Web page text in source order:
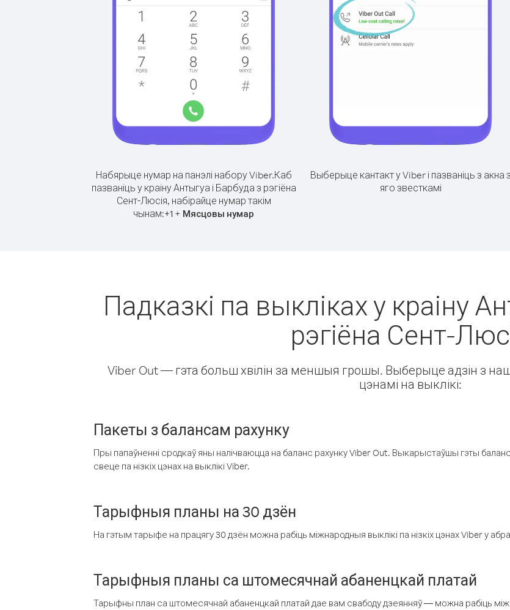
Набярыце нумар на панэлі набору Viber.Каб
пазваніць у краіну Антыгуа і Барбуда з рэгіёна
Сент-Люсія, набірайце нумар такім
чынам:+1 + Мясцовы нумар
Выберыце кантакт у Viber і пазваніць з акна з
яго звесткамі
Падказкі па выкліках у краіну
рэгіёна Сент-
Viber Out — гэта больш хвілін за меншыя грошы. Выберыце адзін з
цэнамі на выклікі:
Пакеты з балансам рахунку
Пры папаўненні сродкаў яны налічваюцца на баланс рахунку Viber Out. Выкарыстаўшы гэты
свеце па нізкіх цэнах на выклікі Viber.
Тарыфныя планы на 30 дзён
На гэтым тарыфе на працягу 30 дзён можна рабіць міжнародныя выклікі па нізкіх цэнах Viber у
Тарыфныя планы са штомесячнай абаненцкай платай
Тарыфны план са штомесячнай абаненцкай платай дае вам свабоду дзеянняў — можна рабіць